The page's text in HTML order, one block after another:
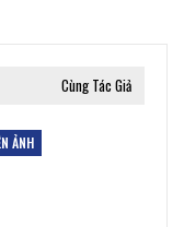
Cùng Tác Giả
ẢNH